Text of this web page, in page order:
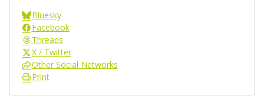
Bluesky
Facebook
Threads
X / Twitter
Other Social Networks
Print